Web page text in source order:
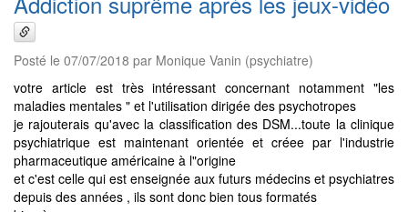
Posté le 07/07/2018 par Monique Vanin (psychiatre)
votre article est très intéressant concernant notamment "les
maladies mentales " et l'utilisation dirigée des psychotropes
je rajouterais qu'avec la classification des DSM...toute la clinique
psychiatrique est maintenant orientée et créee par l'industrie
pharmaceutique américaine à l"origine
et c'est celle qui est enseignée aux futurs médecins et psychiatres
depuis des années , ils sont donc bien tous formatés